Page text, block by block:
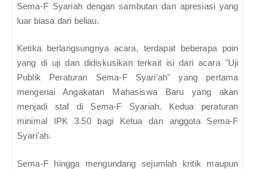
Sema-F Syariah dengan sambutan dan apresiasi yang
luar biasa dari beliau.
Ketika berlangsungnya acara, terdapat beberapa poin
yang di uji dan didiskusikan terkait isi dari acara "Uji
Publik Peraturan Sema-F Syari'ah" yang pertama
mengenai Angakatan Mahasiswa Baru yang akan
menjadi staf di Sema-F Syariah. Kedua peraturan
minimal IPK 3.50 bagi Ketua dan anggota Sema-F
Syari'ah.
Sema-F hingga mengundang sejumlah kritik maupun